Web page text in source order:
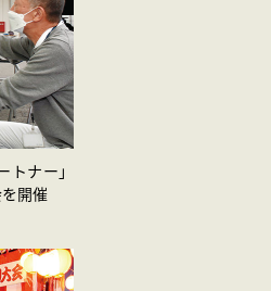
トナー」
開催